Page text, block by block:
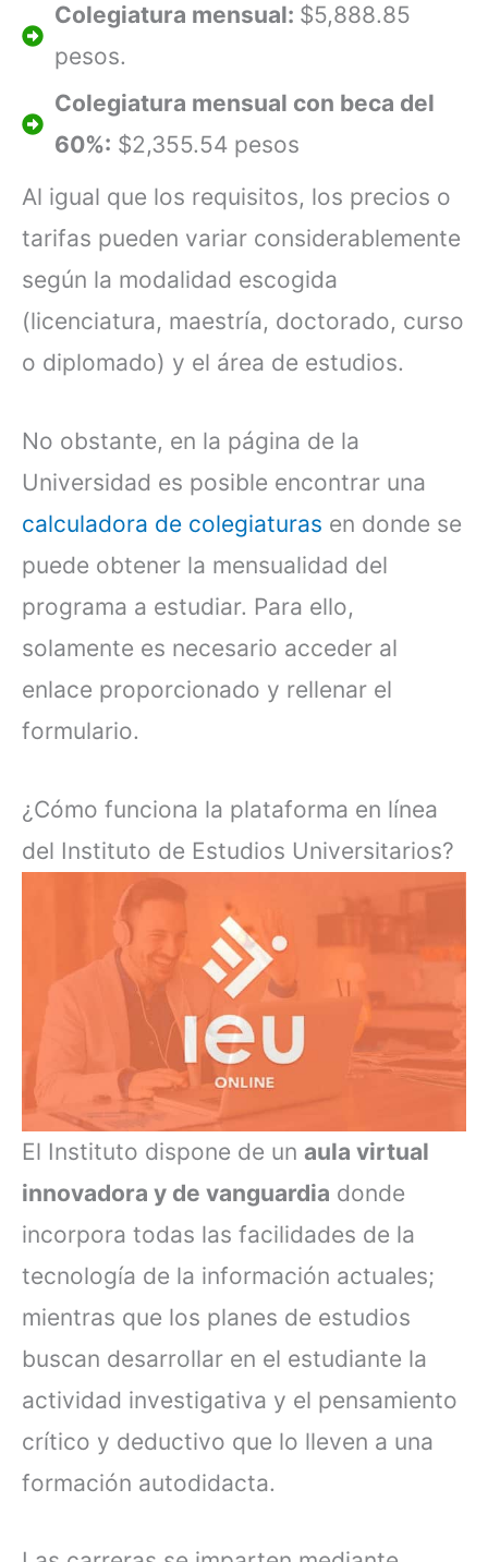
Colegiatura mensual: $5,888.85
pesos.
Colegiatura mensual con beca del
60%: $2,355.54 pesos
Al igual que los requisitos, los precios o
tarifas pueden variar considerablemente
según la modalidad escogida
(licenciatura, maestría, doctorado, curso
o diplomado) y el área de estudios.
No obstante, en la página de la
Universidad es posible encontrar una
calculadora de colegiaturas en donde se
puede obtener la mensualidad del
programa a estudiar. Para ello,
solamente es necesario acceder al
enlace proporcionado y rellenar el
formulario.
¿Cómo funciona la plataforma en línea
del Instituto de Estudios Universitarios?
El Instituto dispone de un aula virtual
innovadora y de vanguardia donde
incorpora todas las facilidades de la
tecnología de la información actuales;
mientras que los planes de estudios
buscan desarrollar en el estudiante la
actividad investigativa y el pensamiento
crítico y deductivo que lo lleven a una
formación autodidacta.